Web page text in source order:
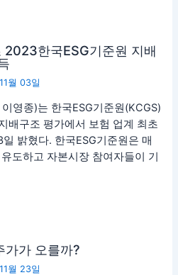
2023한국ESG기준원 지배
월 03일
영종)는 한국ESG기준원(KCGS)
배구조 평가에서 보험 업계 최초
밝혔다. 한국ESG기준원은 매
도하고 자본시장 참여자들이 기
가가 오를까?
월 23일